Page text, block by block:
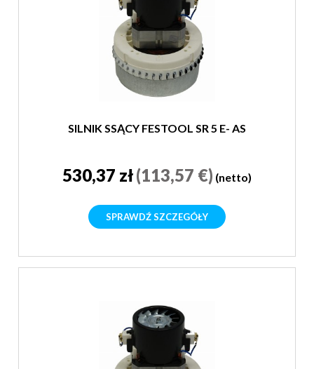
SILNIK SSĄCY FESTOOL SR 5 E- AS
530,37 zł(113,57 €) (netto)
SPRAWDŹ SZCZEGÓŁY